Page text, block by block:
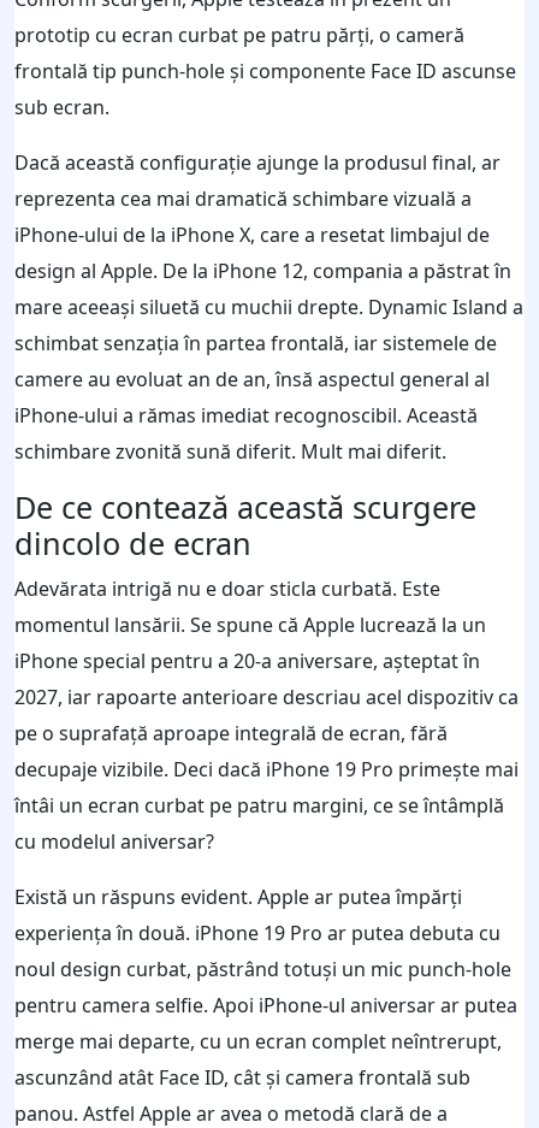
prototip cu ecran curbat pe patru părţi, o cameră
frontală tip punch-hole şi componente Face ID ascunse
sub ecran.
Dacă această configuraţie ajunge la produsul final, ar
reprezenta cea mai dramatică schimbare vizuală a
iPhone-ului de la iPhone X, care a resetat limbajul de
design al Apple. De la iPhone 12, compania a păstrat în
mare aceeaşi siluetă cu muchii drepte. Dynamic Island a
schimbat senzaţia în partea frontală, iar sistemele de
camere au evoluat an de an, însă aspectul general al
iPhone-ului a rămas imediat recognoscibil. Această
schimbare zvonită sună diferit. Mult mai diferit.
De ce contează această scurgere
dincolo de ecran
Adevărata intrigă nu e doar sticla curbată. Este
momentul lansării. Se spune că Apple lucrează la un
iPhone special pentru a 20-a aniversare, aşteptat în
2027, iar rapoarte anterioare descriau acel dispozitiv ca
pe o suprafaţă aproape integrală de ecran, fără
decupaje vizibile. Deci dacă iPhone 19 Pro primeşte mai
întâi un ecran curbat pe patru margini, ce se întâmplă
cu modelul aniversar?
Există un răspuns evident. Apple ar putea împărţi
experienţa în două. iPhone 19 Pro ar putea debuta cu
noul design curbat, păstrând totuşi un mic punch-hole
pentru camera selfie. Apoi iPhone-ul aniversar ar putea
merge mai departe, cu un ecran complet neîntrerupt,
ascunzând atât Face ID, cât şi camera frontală sub
panou. Astfel Apple ar avea o metodă clară de a